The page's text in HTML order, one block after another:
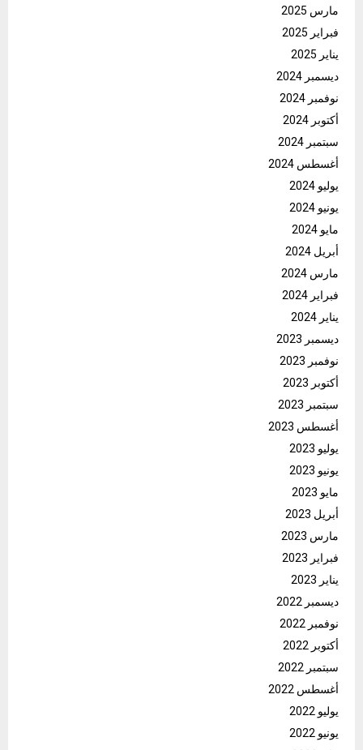
مارس 2025
فبراير 2025
يناير 2025
ديسمبر 2024
نوفمبر 2024
أكتوبر 2024
سبتمبر 2024
أغسطس 2024
يوليو 2024
يونيو 2024
مايو 2024
أبريل 2024
مارس 2024
فبراير 2024
يناير 2024
ديسمبر 2023
نوفمبر 2023
أكتوبر 2023
سبتمبر 2023
أغسطس 2023
يوليو 2023
يونيو 2023
مايو 2023
أبريل 2023
مارس 2023
فبراير 2023
يناير 2023
ديسمبر 2022
نوفمبر 2022
أكتوبر 2022
سبتمبر 2022
أغسطس 2022
يوليو 2022
يونيو 2022